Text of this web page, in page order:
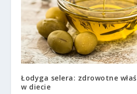
Łodyga selera: zdrowotne
w diecie